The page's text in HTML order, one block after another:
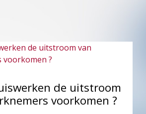
de uitstroom
voorkomen ?